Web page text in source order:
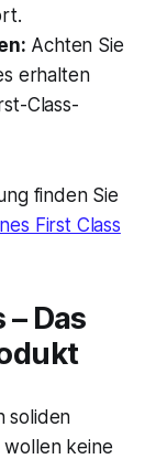
Achten Sie
erhalten
Class-
finden Sie
First Class
Das
soliden
keine